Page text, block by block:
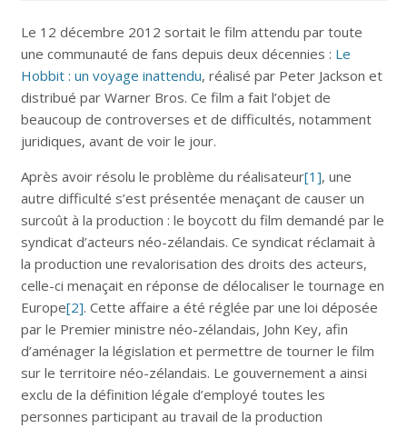
Le 12 décembre 2012 sortait le film attendu par toute
une communauté de fans depuis deux décennies : Le
Hobbit : un voyage inattendu, réalisé par Peter Jackson et
distribué par Warner Bros. Ce film a fait l’objet de
beaucoup de controverses et de difficultés, notamment
juridiques, avant de voir le jour.
Après avoir résolu le problème du réalisateur[1], une
autre difficulté s’est présentée menaçant de causer un
surcoût à la production : le boycott du film demandé par le
syndicat d’acteurs néo-zélandais. Ce syndicat réclamait à
la production une revalorisation des droits des acteurs,
celle-ci menaçait en réponse de délocaliser le tournage en
Europe[2]. Cette affaire a été réglée par une loi déposée
par le Premier ministre néo-zélandais, John Key, afin
d’aménager la législation et permettre de tourner le film
sur le territoire néo-zélandais. Le gouvernement a ainsi
exclu de la définition légale d’employé toutes les
personnes participant au travail de la production